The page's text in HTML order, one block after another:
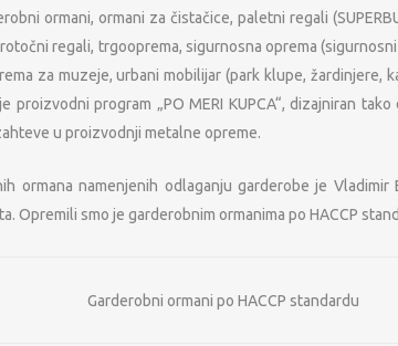
ormani, ormani za čistačice, paletni regali
regali, trgooprema, sigurnosna oprema
za muzeje, urbani mobilijar (park klupe, žardinjere,
proizvodni program „PO MERI KUPCA“, dizajniran
u proizvodnji metalne opreme.
ormana namenjenih odlaganju garderobe je Vladimir
Opremili smo je garderobnim ormanima po HACCP
Garderobni ormani po HACCP standardu